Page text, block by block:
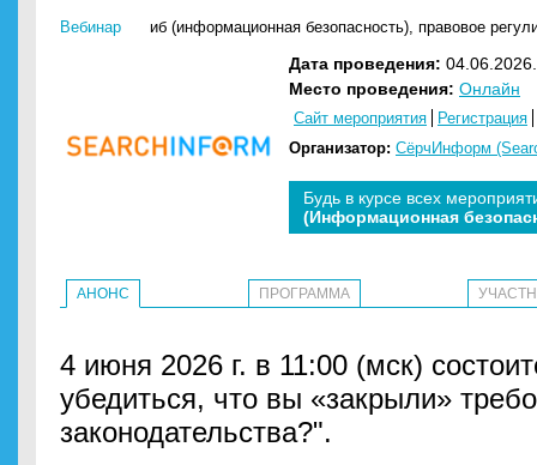
Вебинар иб (информационная безопасность), правовое
Дата проведения:
Место проведения: Онлайн
Сайт мероприятия
Регистрация
Организатор: СёрчИнформ
Будь в курсе всех
(Информационная
АНОНС ПРОГРАММА
4 июня 2026 г. в 11:00 (мск)
убедиться, что вы «закрыли»
законодательства?".